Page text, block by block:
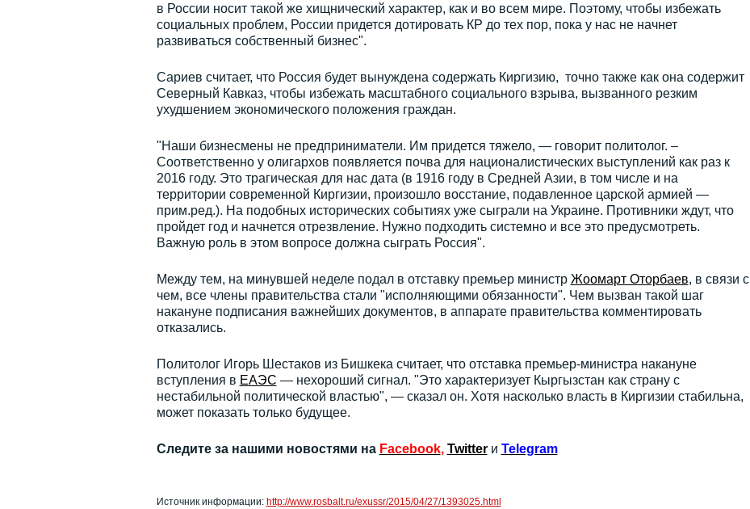
в России носит такой же хищнический характер, как и во всем мире. Поэтому, чтобы избежать
социальных проблем, России придется дотировать КР до тех пор, пока у нас не начнет
развиваться собственный бизнес".
Сариев считает, что Россия будет вынуждена содержать Киргизию, точно также как она содержит
Северный Кавказ, чтобы избежать масштабного социального взрыва, вызванного резким
ухудшением экономического положения граждан.
"Наши бизнесмены не предприниматели. Им придется тяжело, — говорит политолог. –
Соответственно у олигархов появляется почва для националистических выступлений как раз к
2016 году. Это трагическая для нас дата (в 1916 году в Средней Азии, в том числе и на
территории современной Киргизии, произошло восстание, подавленное царской армией —
прим.ред.). На подобных исторических событиях уже сыграли на Украине. Противники ждут, что
пройдет год и начнется отрезвление. Нужно подходить системно и все это предусмотреть.
Важную роль в этом вопросе должна сыграть Россия".
Между тем, на минувшей неделе подал в отставку премьер министр Жоомарт Оторбаев, в связи с
чем, все члены правительства стали "исполняющими обязанности". Чем вызван такой шаг
накануне подписания важнейших документов, в аппарате правительства комментировать
отказались.
Политолог Игорь Шестаков из Бишкека считает, что отставка премьер-министра накануне
вступления в ЕАЭС — нехороший сигнал. "Это характеризует Кыргызстан как страну с
нестабильной политической властью", — сказал он. Хотя насколько власть в Киргизии стабильна,
может показать только будущее.
Следите за нашими новостями на Facebook, Twitter и Telegram
Источник информации: http://www.rosbalt.ru/exussr/2015/04/27/1393025.html